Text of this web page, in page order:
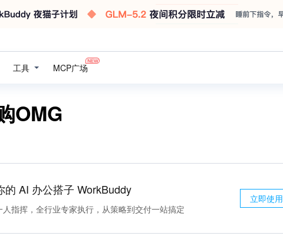
工具 MCP广场
OMG
的 AI 办公搭子 WorkBuddy
人指挥，全行业专家执行，从策略到交付一站搞定
立即使用